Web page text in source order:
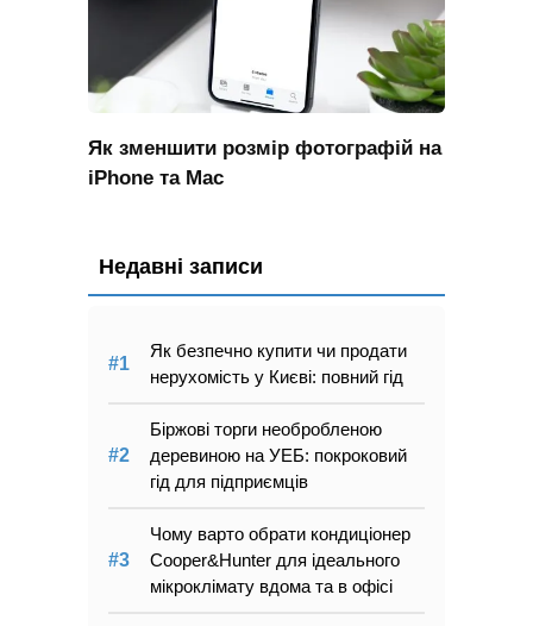
Як зменшити розмір фотографій на
iPhone та Mac
Недавні записи
Як безпечно купити чи продати
нерухомість у Києві: повний гід
Біржові торги необробленою
деревиною на УЕБ: покроковий
гід для підприємців
Чому варто обрати кондиціонер
Cooper&Hunter для ідеального
мікроклімату вдома та в офісі